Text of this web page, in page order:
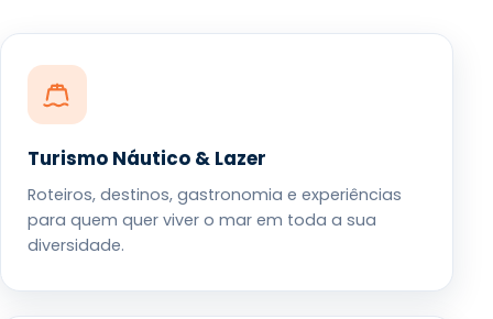
Turismo Náutico & Lazer
Roteiros, destinos, gastronomia e experiências
para quem quer viver o mar em toda a sua
diversidade.